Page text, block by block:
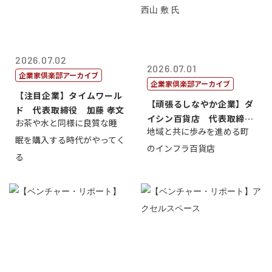
2026.07.02
企業家倶楽部アーカイブ
【注目企業】タイムワール
ド 代表取締役 加藤 孝文
お茶や水と同様に良質な睡
眠を購入する時代がやってく
る
2026.07.01
企業家倶楽部アーカイブ
【頑張るしなやか企業】ダ
イシン百貨店 代表取締役
社長 西山 ...
地域と共に歩みを進める町
のインフラ百貨店